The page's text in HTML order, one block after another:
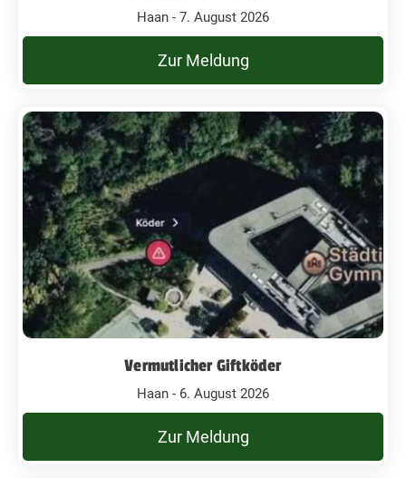
Haan - 7. August 2026
Zur Meldung
Vermutlicher Giftköder
Haan - 6. August 2026
Zur Meldung